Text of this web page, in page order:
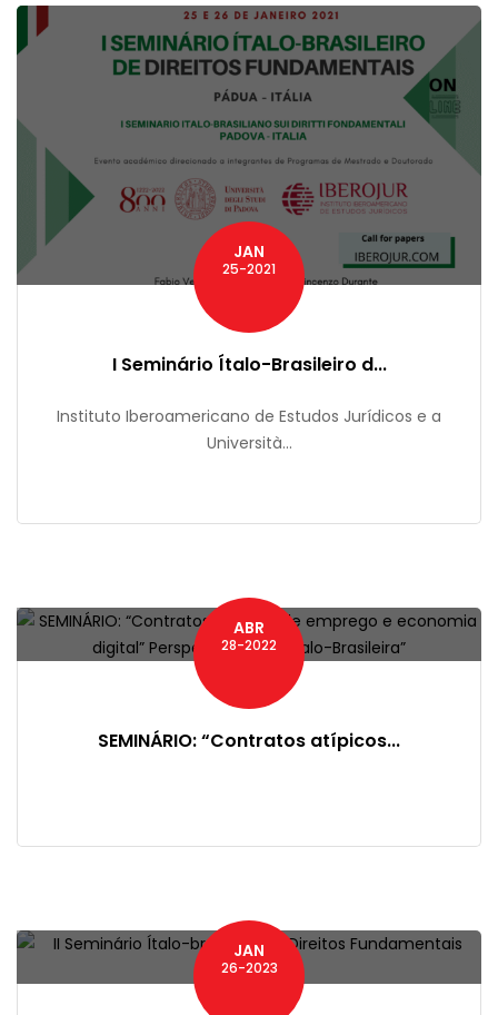
JAN
25-2021
I Seminário Ítalo-Brasileiro d...
Instituto Iberoamericano de Estudos Jurídicos e a
Università...
ABR
28-2022
SEMINÁRIO: “Contratos atípicos...
JAN
26-2023